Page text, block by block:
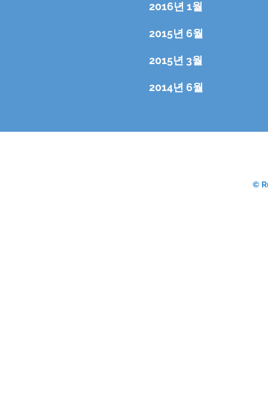
2016년 1월
2015년 6월
2015년 3월
2014년 6월
©